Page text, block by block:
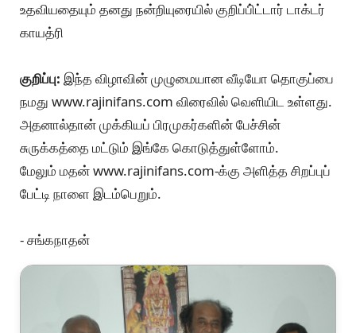
உதவியதையும் தனது நன்றியுரையில் குறிப்பி்ட்டார் டாக்டர்
காயத்ரி
குறிப்பு: இந்த விழாவின் முழுமையான வீடியோ தொகுப்பை
நமது www.rajinifans.com விரைவில் வெளியிட உள்ளது.
அதனால்தான் முக்கியப் பிரமுகர்களின் பேச்சின்
சுருக்கத்தை மட்டும் இங்கே கொடுத்துள்ளோம்.
மேலும் மதன் www.rajinifans.com-க்கு அளித்த சிறப்புப்
பேட்டி நாளை இடம்பெறும்.
- சங்கநாதன்